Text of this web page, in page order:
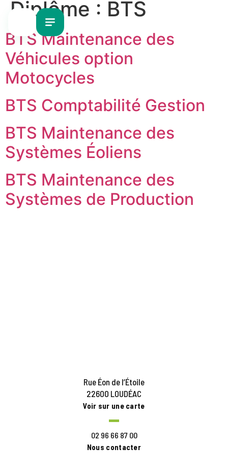
Diplôme : BTS
BTS Maintenance des
Véhicules option
Motocycles
BTS Comptabilité Gestion
BTS Maintenance des
Systèmes Éoliens
BTS Maintenance des
Systèmes de Production
Rue Éon de l’Étoile
22600 LOUDÉAC
Voir sur une carte
02 96 66 87 00
Nous contacter